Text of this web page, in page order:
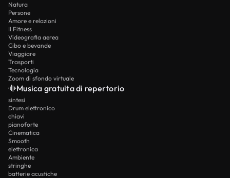
Natura
Persone
Amore e relazioni
Il Fitness
Videografia aerea
Cibo e bevande
Viaggiare
Trasporti
Tecnologia
Zoom di sfondo virtuale
Musica gratuita di repertorio
sintesi
Drum elettronico
chiavi
pianoforte
Cinematica
Smooth
elettronica
Ambiente
stringhe
batterie acustiche